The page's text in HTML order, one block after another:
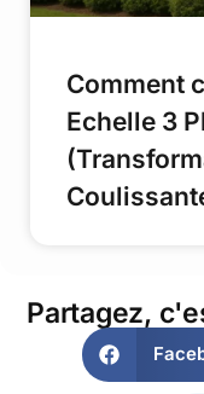
Comment
Echelle 3
Partagez,